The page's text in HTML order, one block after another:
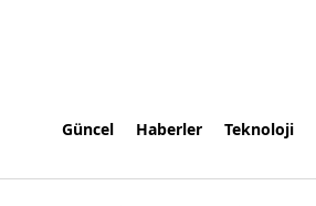
Güncel Haberler Teknoloji